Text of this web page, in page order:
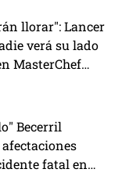
llorar": Lancer
verá su lado
MasterChef
Becerril
fatal en